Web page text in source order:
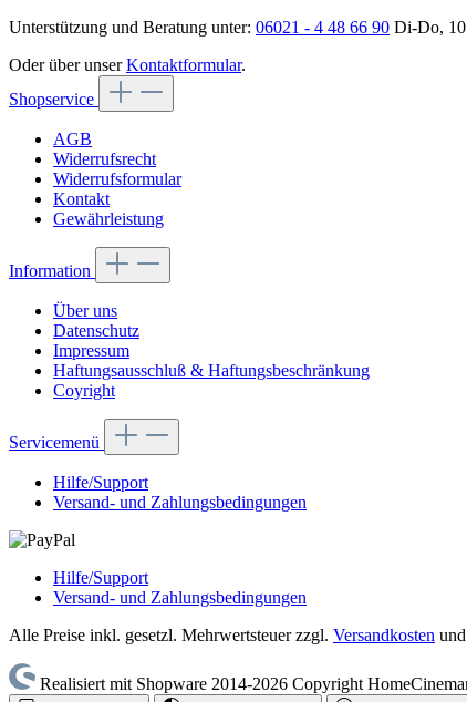
Unterstützung und Beratung unter: 06021 - 4 48 66 90 Di-Do,
Oder über unserKontaktformular.
Shopservice
AGB
Widerrufsrecht
Widerrufsformular
Kontakt
Gewährleistung
Information
Über uns
Datenschutz
Impressum
Haftungsausschluß & Haftungsbeschränkung
Coyright
Servicemenü
Hilfe/Support
Versand- und Zahlungsbedingungen
Hilfe/Support
Versand- und Zahlungsbedingungen
Alle Preise inkl. gesetzl. Mehrwertsteuer zzgl. Versandkosten
Realisiert mit Shopware 2014-2026 Copyright